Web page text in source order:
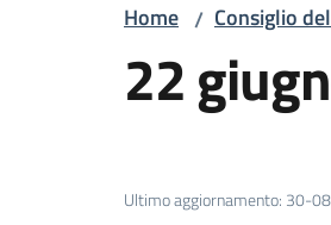
Home / Consiglio
22
Ultimo aggiornamento: 30-